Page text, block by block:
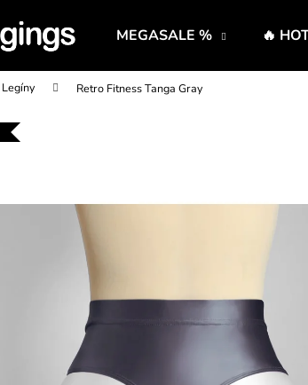
MEGASALE % 🔥
Legíny Retro Fitness Tanga Gray